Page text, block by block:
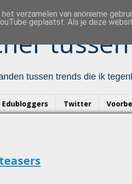
tussen trends die ik
Edubloggers Twitter
verzamelen van anonieme
geplaatst. Als je deze